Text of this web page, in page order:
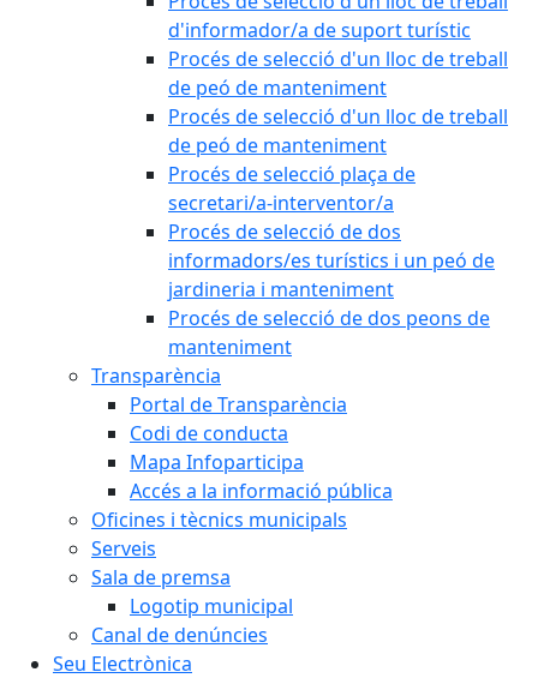
d'informador/a de suport turístic
Procés de selecció d'un lloc de treball
de peó de manteniment
Procés de selecció d'un lloc de treball
de peó de manteniment
Procés de selecció plaça de
secretari/a-interventor/a
Procés de selecció de dos
informadors/es turístics i un peó de
jardineria i manteniment
Procés de selecció de dos peons de
manteniment
Transparència
Portal de Transparència
Codi de conducta
Mapa Infoparticipa
Accés a la informació pública
Oficines i tècnics municipals
Serveis
Sala de premsa
Logotip municipal
Canal de denúncies
Seu Electrònica